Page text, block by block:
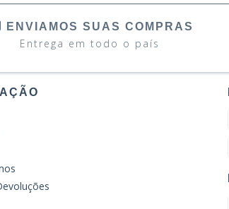
ENVIAMOS SUAS COMPRAS
Entrega em todo o país